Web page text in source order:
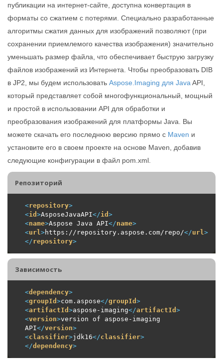
публикации на интернет-сайте, доступна конвертация в
форматы со сжатием с потерями. Специально разработанные
алгоритмы сжатия данных для изображений позволяют (при
сохранении приемлемого качества изображения) значительно
уменьшать размер файла, что обеспечивает быструю загрузку
файлов изображений из Интернета. Чтобы преобразовать DIB
в JP2, мы будем использовать Aspose.Imaging для Java API,
который представляет собой многофункциональный, мощный
и простой в использовании API для обработки и
преобразования изображений для платформы Java. Вы
можете скачать его последнюю версию прямо с Maven и
установите его в своем проекте на основе Maven, добавив
следующие конфигурации в файл pom.xml.
Репозиторий
<repository>
<id >AsposeJavaAPI</id >
<name>Aspose Java API</name>
<url >https://repository.aspose.com/repo/</url >
</repository>
Зависимость
<dependency>
<groupId >com.aspose</groupId >
<artifactId >aspose-imaging</artifactId >
<version>version of aspose-imaging
API</version>
<classifier>jdk16</classifier>
</dependency>